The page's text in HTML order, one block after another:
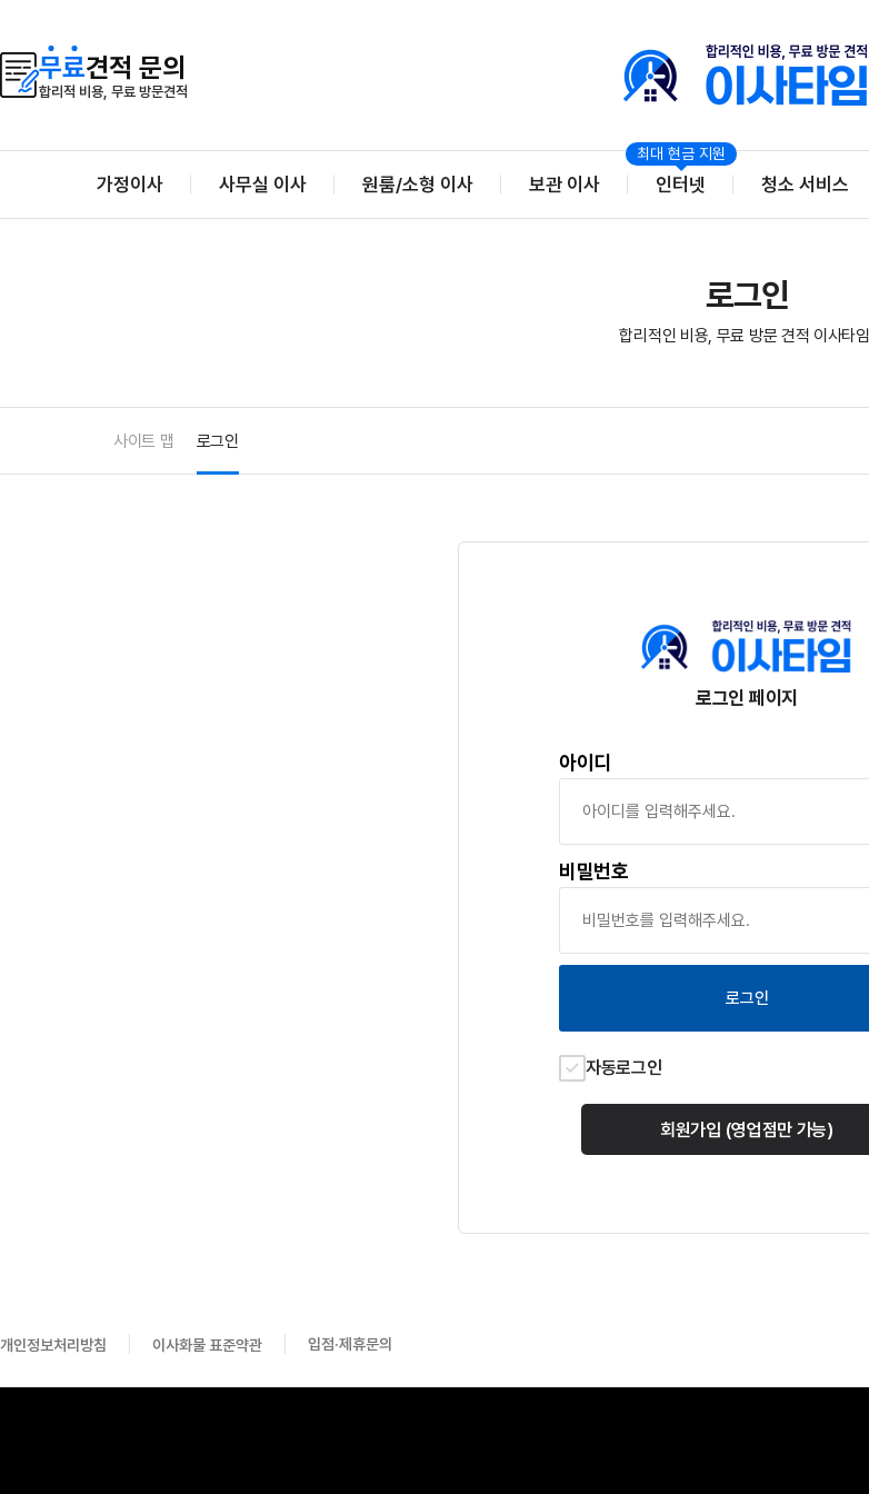
무료견적 문의
합리적 비용, 무료 방문견적
가정이사 사무실 이사 원룸/소형 이사 보관 이사
최대 현금 지원
인터넷 청소 서비스
로그인
합리적인 비용, 무료 방문 견적 이사타임
사이트 맵 로그인
로그인 페이지
아이디
비밀번호
자동로그인
회원가입 (영업점만 가능)
개인정보처리방침 이사화물 표준약관 입점·제휴문의